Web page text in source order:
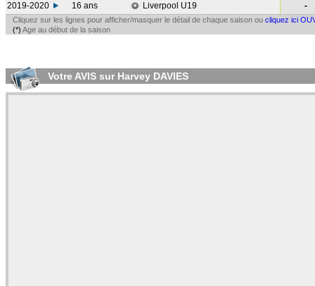
2019-2020
16 ans Liverpool U19 -
Cliquez sur les lignes pour afficher/masquer le détail de chaque saison ou cliquez ici
(*) Age au début de la saison
Votre AVIS sur Harvey DAVIES